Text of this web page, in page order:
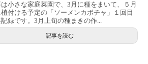
小さな家庭菜園で、3月に種をまいて、５月
植付ける予定の「ソーメンカボチャ」１回目
録です。3月上旬の種まきの作...
記事を読む